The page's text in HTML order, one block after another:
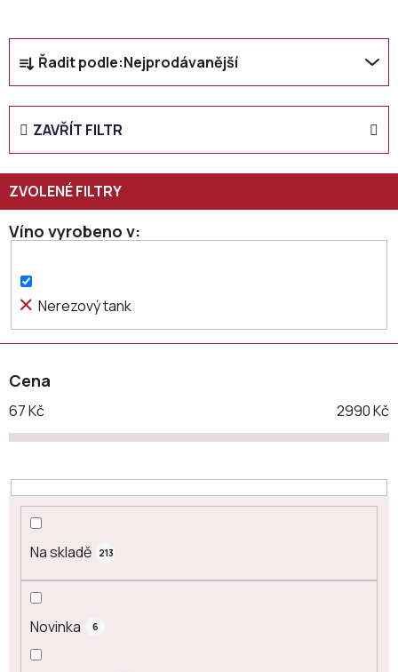
Ř
a
z
n
p
r
o
u
t
ů
Řadit podle:Nejprodávanější
ZAVŘÍT FILTR
Víno vyrobeno v
Nerezový tank
Cena
67Kč 2990Kč
Na skladě 213
Novinka 6